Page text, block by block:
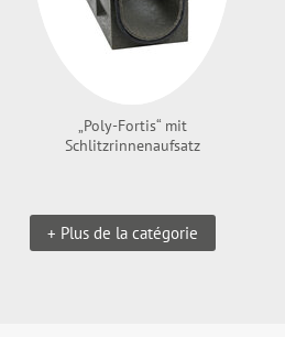
„Poly-Fortis“ mit
Schlitzrinnenaufsatz
+ Plus de la catégorie